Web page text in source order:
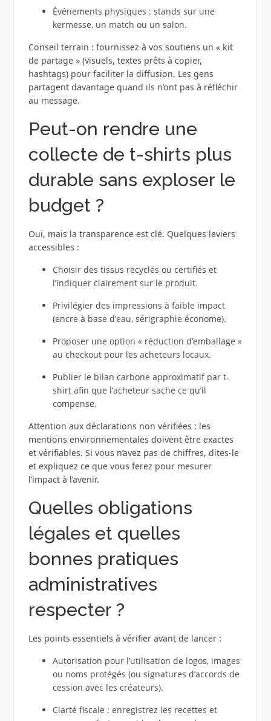
Événements physiques : stands sur une
kermesse, un match ou un salon.
Conseil terrain : fournissez à vos soutiens un « kit
de partage » (visuels, textes prêts à copier,
hashtags) pour faciliter la diffusion. Les gens
partagent davantage quand ils n’ont pas à réfléchir
au message.
Peut-on rendre une
collecte de t-shirts plus
durable sans exploser le
budget ?
Oui, mais la transparence est clé. Quelques leviers
accessibles :
Choisir des tissus recyclés ou certifiés et
l’indiquer clairement sur le produit.
Privilégier des impressions à faible impact
(encre à base d’eau, sérigraphie économe).
Proposer une option « réduction d’emballage »
au checkout pour les acheteurs locaux.
Publier le bilan carbone approximatif par t-
shirt afin que l’acheteur sache ce qu’il
compense.
Attention aux déclarations non vérifiées : les
mentions environnementales doivent être exactes
et vérifiables. Si vous n’avez pas de chiffres, dites-le
et expliquez ce que vous ferez pour mesurer
l’impact à l’avenir.
Quelles obligations
légales et quelles
bonnes pratiques
administratives
respecter ?
Les points essentiels à vérifier avant de lancer :
Autorisation pour l’utilisation de logos, images
ou noms protégés (ou signatures d’accords de
cession avec les créateurs).
Clarté fiscale : enregistrez les recettes et